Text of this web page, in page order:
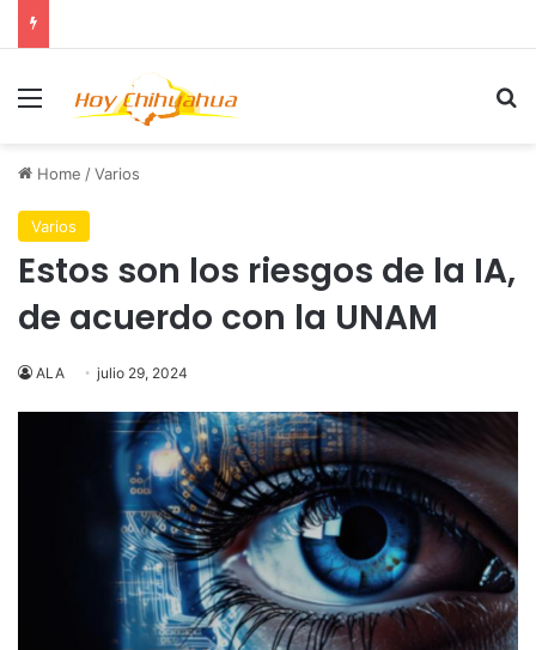
Menu
Home /Varios
Varios
Estos son los riesgos de la IA,
de acuerdo con la UNAM
ALA julio 29, 2024